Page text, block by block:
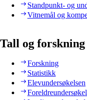
Standpunkt- og
Vitnemål og
Tall og forskning
Forskning
Statistikk
Elevundersøkelsen